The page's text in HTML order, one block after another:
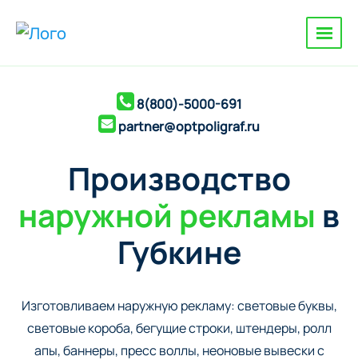
8(800)-5000-691
partner@optpoligraf.ru
Производство
наружной рекламы в
Губкине
Изготовливаем наружную рекламу: cветовые буквы,
cветовые короба, бегущие строки, штендеры, ролл
апы, баннеры, пресс воллы, неоновые вывески с